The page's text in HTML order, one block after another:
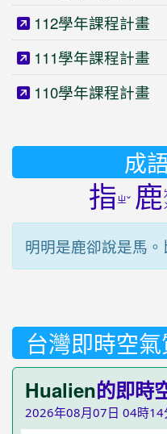
112學年課程計畫
111學年課程計畫
110學年課程計畫
成
指ㄓˇ 鹿
明明是鹿卻說是馬
台灣即時空氣
Hualien的即時
2026年08月07日 04時14